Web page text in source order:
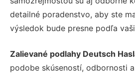
detailné poradenstvo, aby ste
výsledok bude presne podľa
Zalievané podlahy Deutsch
podobe skúseností, odbornosti